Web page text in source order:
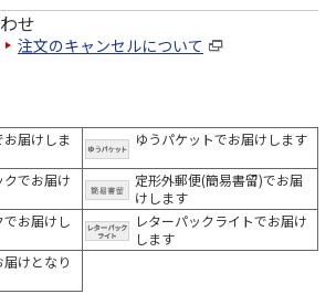
せ
注文のキャンセルについて
お届けしま
ゆうパケットでお届けします
でお届け
定形外郵便(簡易書留)でお届
けします
お届けし
レターパックライトでお届け
します
けとなり